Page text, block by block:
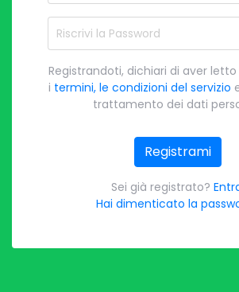
Registrandoti, dichiari di aver
i termini, le condizioni del servizio
trattamento dei dati
Registrami
Sei già registrato?
Hai dimenticato la